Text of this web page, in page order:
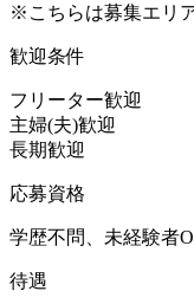
※こちらは募集エリ
歓迎条件
フリーター歓迎
主婦(夫)歓迎
長期歓迎
応募資格
学歴不問、未経験者
待遇